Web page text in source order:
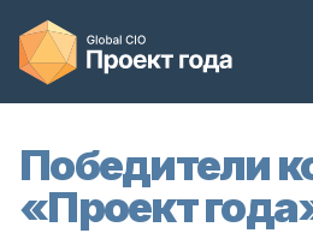
Победители
«Проект